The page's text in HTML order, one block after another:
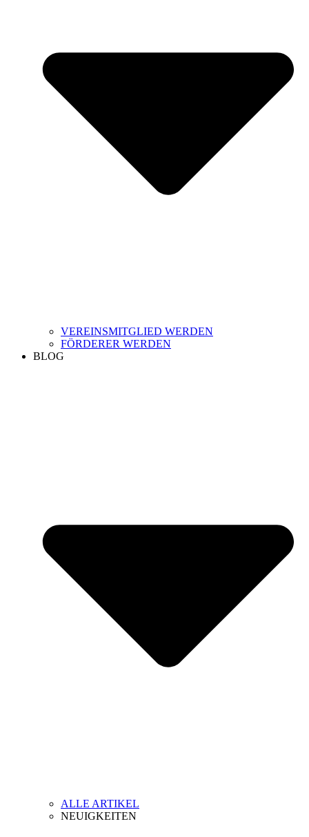
VEREINSMITGLIED WERDEN
FÖRDERER WERDEN
BLOG
ALLE ARTIKEL
NEUIGKEITEN